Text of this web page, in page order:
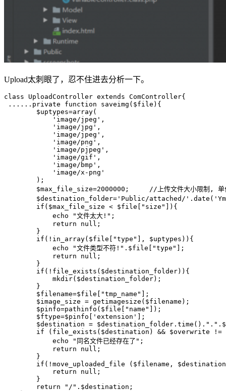
Upload太刺眼了，忍不住进去分析一下。
class UploadController extends ComController{
...... private function saveimg ($file) {
        $uptypes=
array(
'image/jpeg' ,
'image/jpg' ,
'image/jpeg' ,
'image/png' ,
'image/pjpeg' ,
'image/gif' ,
'image/bmp' ,
'image/x-png'
        );
        $max_file_size=
2000000 ;
//上传文件大小限制, 单
        $destination_folder=
'Public/attached/' .date(
if ($max_file_size < $file[ "size"
]){
echo
"文件太大!" ;
return
null ;
        }
if (!in_array($file[ "type"
], $uptypes)){
echo
"文件类型不符!" .$file[ "type"
];
return
null ;
        }
if (!file_exists($destination_folder)){
            mkdir($destination_folder);
        }
        $filename=$file[
"tmp_name"
];
        $image_size = getimagesize($filename);
        $pinfo=pathinfo($file[
"name"
]);
        $ftype=$pinfo[
'extension'
];
        $destination = $destination_folder.time().
"."
if (file_exists($destination) && $overwrite !=
echo
"同名文件已经存在了" ;
return
null ;
        }
if (!move_uploaded_file ($filename,
return
null ;
        }
return
"/" .$destination;